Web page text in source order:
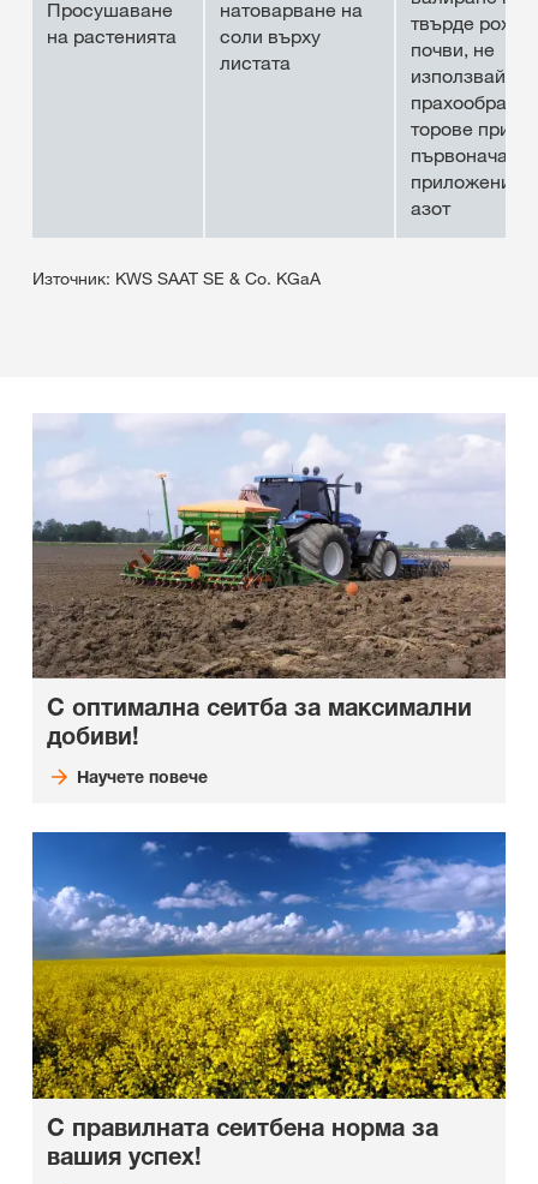
Просушаване
на растенията
натоварване на
соли върху
листата
твърде рохки
почви, не
използвайте
прахообразни
торове при
приложение
азот
Източник: KWS SAAT SE & Co. KGaA
С оптимална сеитба за максимални
добиви!
Научете повече
С правилната сеитбена норма за
вашия успех!